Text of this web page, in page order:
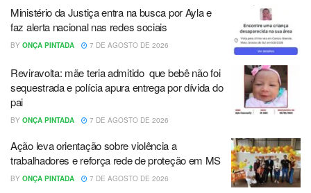
Ministério da Justiça entra na busca por Ayla e
faz alerta nacional nas redes sociais
BY ONÇA PINTADA 7 DE AGOSTO DE 2026
Reviravolta: mãe teria admitido que bebê não foi
sequestrada e polícia apura entrega por dívida do
pai
BY ONÇA PINTADA 7 DE AGOSTO DE 2026
Ação leva orientação sobre violência a
trabalhadores e reforça rede de proteção em MS
BY ONÇA PINTADA 7 DE AGOSTO DE 2026